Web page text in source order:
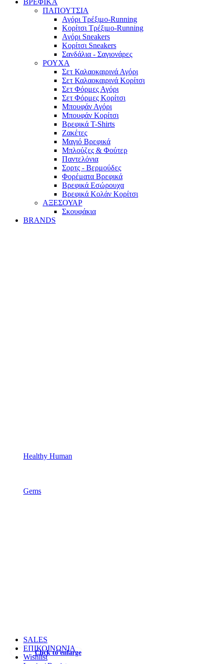
Click to enlarge
ΠΑΠΟΥΤΣΙΑ
Αγόρι Τρέξιμο-Running
Κορίτσι Τρέξιμο-Running
Αγόρι Sneakers
Κορίτσι Sneakers
Σανδάλια - Σαγιονάρες
ΡΟΥΧΑ
Σετ Καλαοκαιρινά Αγόρι
Σετ Καλαοκαιρινά Κορίτσι
Σετ Φόρμες Αγόρι
Σετ Φόρμες Κορίτσι
Mπουφάν Αγόρι
Mπουφάν Κορίτσι
Βρεφικά T-Shirts
Ζακέτες
Μαγιό Βρεφικά
Mπλούζες & Φούτερ
Παντελόνια
Σορτς - Βερμούδες
Φορέματα Βρεφικά
Βρεφικά Εσώρουχα
Βρεφικά Κολάν Κορίτσι
ΑΞΕΣΟΥΑΡ
Σκουφάκια
BRANDS
Healthy Human
Gems
SALES
ΕΠΙΚΟΙΝΩΝΙΑ
Wishlist